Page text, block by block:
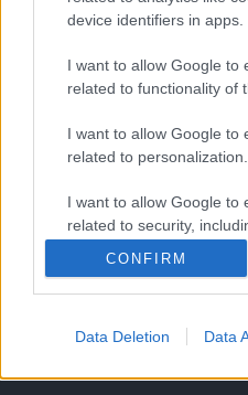
device identifiers in apps.
I want to allow Google to
related to functionality of
I want to allow Google to
related to personalization.
I want to allow Google to
related to security,
CONFIRM
Data Deletion Data
Mától
KIEMELT
Egyetem